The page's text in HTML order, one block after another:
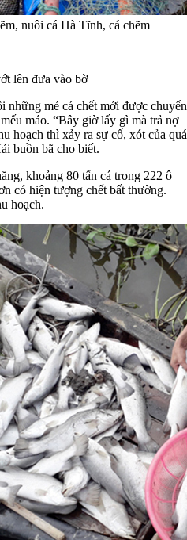
nuôi cá Hà Tĩnh, cá chẽm
lên đưa vào bờ
mẻ cá chết mới được chuyển
máo. “Bây giờ lấy gì mà trả nợ
hoạch thì xảy ra sự cố, xót của quá
buồn bã cho biết.
khoảng 80 tấn cá trong 222 ô
có hiện tượng chết bất thường.
hoạch.